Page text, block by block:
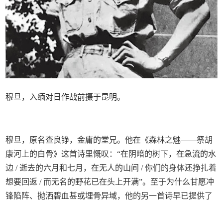
穆旦，入缅对日作战前摄于昆明。
穆旦，原名查良铮，金庸的堂兄。他在《森林之魅——祭胡
康河上的白骨》这首诗里慨叹：“在阴暗的树下，在急流的水
边 / 逝去的六月和七月，在无人的山间 / 你们的身体还挣扎着
想要回返 / 而无名的野花已在头上开满”。至于为什么甘愿冲
锋陷阵、抛洒碧血甚或埋骨异域，他的另一首诗早已提供了